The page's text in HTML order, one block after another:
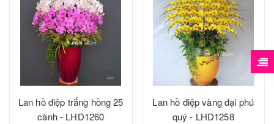
Lan hồ điệp trắng hồng 25
cành - LHD1260
Lan hồ điệp vàng đại phú
quý - LHD1258